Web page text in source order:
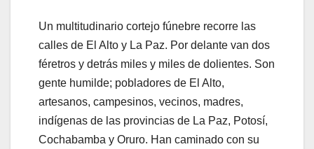
Un multitudinario cortejo fúnebre recorre las
calles de El Alto y La Paz. Por delante van dos
féretros y detrás miles y miles de dolientes. Son
gente humilde; pobladores de El Alto,
artesanos, campesinos, vecinos, madres,
indígenas de las provincias de La Paz, Potosí,
Cochabamba y Oruro. Han caminado con su